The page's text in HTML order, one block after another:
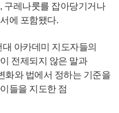
구레나룻를 잡아당기거나
에 포함됐다.
아카데미 지도자들의
전제되지 않은 말과
화와 법에서 정하는 기준을
들을 지도한 점